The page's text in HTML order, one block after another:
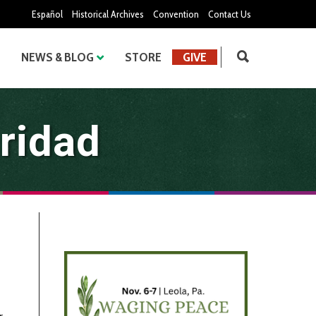
Español Historical Archives Convention Contact Us
NEWS & BLOG STORE GIVE